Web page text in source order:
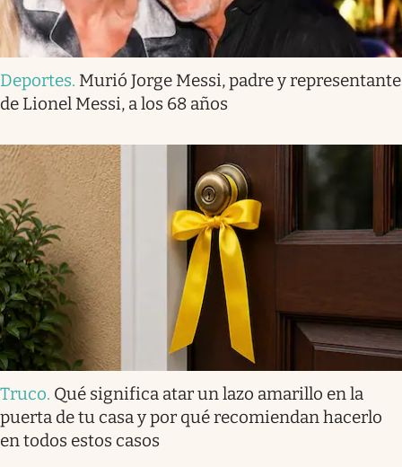
Deportes. Murió Jorge Messi, padre y representante
de Lionel Messi, a los 68 años
Truco. Qué significa atar un lazo amarillo en la
puerta de tu casa y por qué recomiendan hacerlo
en todos estos casos